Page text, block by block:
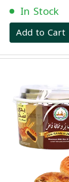
In Stock
Add to Cart